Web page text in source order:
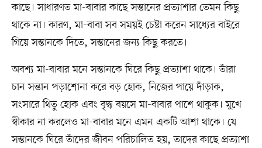
কাছে। সাধারণত মা-বাবার কাছে সন্তানের প্রত্যাশার তেমন কিছু
থাকে না। কারণ, মা-বাবা সব সময়ই চেষ্টা করেন সাধ্যের বাইরে
গিয়ে সন্তানকে দিতে, সন্তানের জন্য কিছু করতে।
অবশ্য মা-বাবার মনে সন্তানকে ঘিরে কিছু প্রত্যাশা থাকে। তাঁরা
চান সন্তান পড়াশোনা করে বড় হোক, নিজের পায়ে দাঁড়াক,
সংসারে থিতু হোক এবং বৃদ্ধ বয়সে মা-বাবার পাশে থাকুক। মুখে
স্বীকার না করলেও মা-বাবার মনে এমন একটি আশা থাকে। যে
সন্তানকে ঘিরে তাঁদের জীবন পরিচালিত হয়, তাদের কাছে প্রত্যাশা